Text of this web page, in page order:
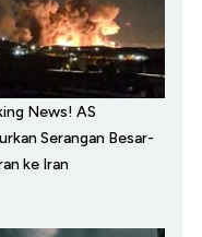
News! AS
Serangan Besar-
ke Iran